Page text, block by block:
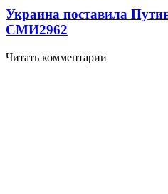
Украина поставила
СМИ2962
Читать комментарии